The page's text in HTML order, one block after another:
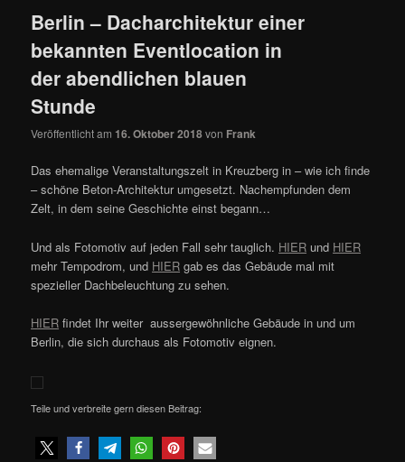
Berlin – Dacharchitektur einer
bekannten Eventlocation in
der abendlichen blauen
Stunde
Veröffentlicht am 16. Oktober 2018von Frank
Das ehemalige Veranstaltungszelt in Kreuzberg in – wie ich finde
– schöne Beton-Architektur umgesetzt. Nachempfunden dem
Zelt, in dem seine Geschichte einst begann…
Und als Fotomotiv auf jeden Fall sehr tauglich. HIER und HIER
mehr Tempodrom, und HIER gab es das Gebäude mal mit
spezieller Dachbeleuchtung zu sehen.
HIER findet Ihr weiter aussergewöhnliche Gebäude in und um
Berlin, die sich durchaus als Fotomotiv eignen.
Teile und verbreite gern diesen Beitrag: